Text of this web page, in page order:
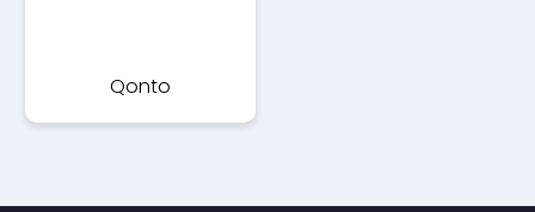
Qonto